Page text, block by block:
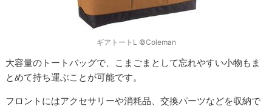
ギアトートL ©Coleman
大容量のトートバッグで、こまごまとして忘れやすい小物もま
とめて持ち運ぶことが可能です。
フロントにはアクセサリーや消耗品、交換パーツなどを収納で